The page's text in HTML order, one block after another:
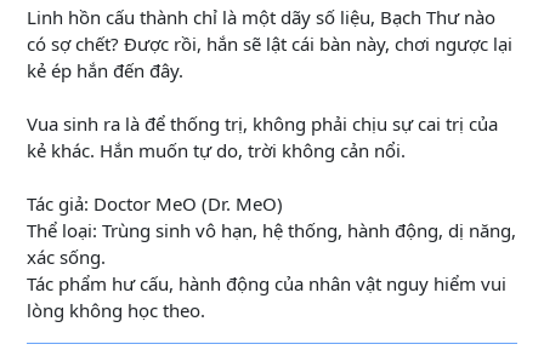
Linh hồn cấu thành chỉ là một dãy số liệu, Bạch Thư nào
có sợ chết? Được rồi, hắn sẽ lật cái bàn này, chơi ngược lại
kẻ ép hắn đến đây.
Vua sinh ra là để thống trị, không phải chịu sự cai trị của
kẻ khác. Hắn muốn tự do, trời không cản nổi.
Tác giả: Doctor MeO (Dr. MeO)
Thể loại: Trùng sinh vô hạn, hệ thống, hành động, dị năng,
xác sống.
Tác phẩm hư cấu, hành động của nhân vật nguy hiểm vui
lòng không học theo.